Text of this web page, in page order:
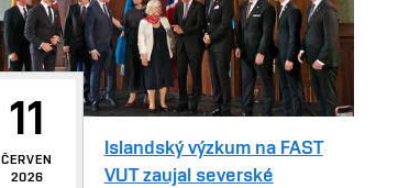
11
ČERVEN
2026
Islandský výzkum na FAST
VUT zaujal severské